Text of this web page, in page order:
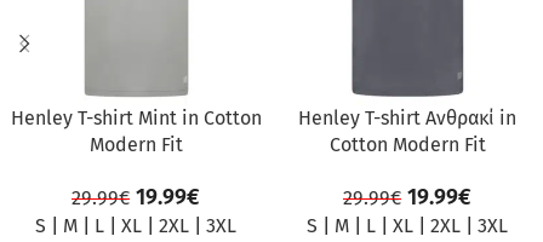
Henley T-shirt Mint in Cotton
Modern Fit
29.99€ 19.99€
S M L XL 2XL 3XL
Henley T-shirt Ανθρακί in
Cotton Modern Fit
29.99€ 19.99€
S M L XL 2XL 3XL